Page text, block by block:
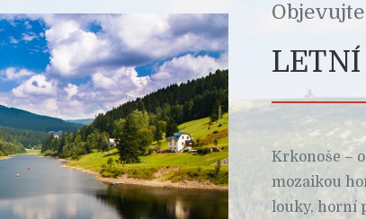
Krkonoše –
mozaikou
louky, horní